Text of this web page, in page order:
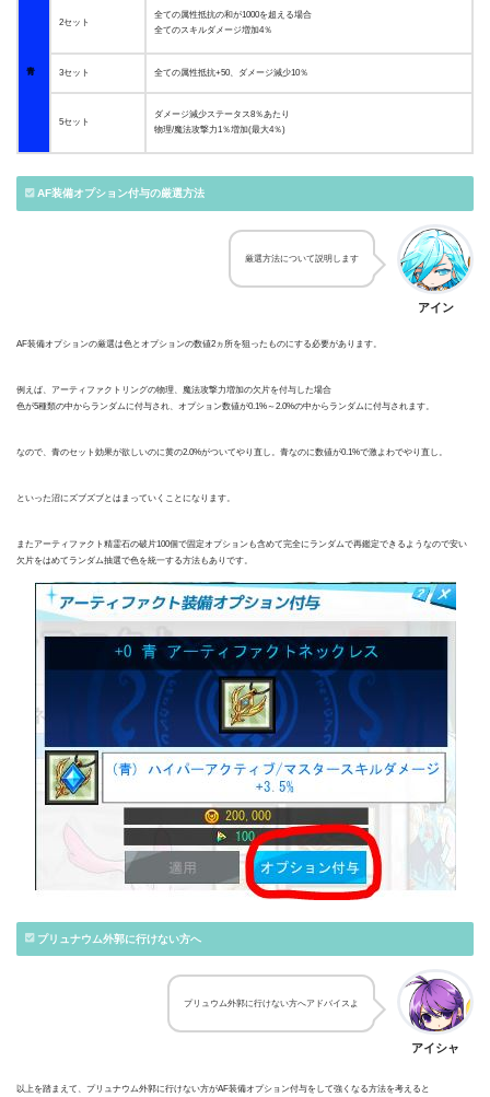
青
2セット
全ての属性抵抗の和が1000を超える場合
全てのスキルダメージ増加4％
3セット 全ての属性抵抗+50、ダメージ減少10％
5セット
ダメージ減少ステータス8％あたり
物理/魔法攻撃力1％増加(最大4％)
AF装備オプション付与の厳選方法
アイン
厳選方法について説明します
AF装備オプションの厳選は色とオプションの数値2ヵ所を狙ったものにする必要があります。
例えば、アーティファクトリングの物理、魔法攻撃力増加の欠片を付与した場合
色が5種類の中からランダムに付与され、オプション数値が0.1%～2.0%の中からランダムに付与されます。
なので、青のセット効果が欲しいのに黄の2.0%がついてやり直し。青なのに数値が0.1%で激よわでやり直し。
といった沼にズブズブとはまっていくことになります。
またアーティファクト精霊石の破片100個で固定オプションも含めて完全にランダムで再鑑定できるようなので安い
欠片をはめてランダム抽選で色を統一する方法もありです。
プリュナウム外郭に行けない方へ
アイシャ
プリュウム外郭に行けない方へアドバイスよ
以上を踏まえて、プリュナウム外郭に行けない方がAF装備オプション付与をして強くなる方法を考えると